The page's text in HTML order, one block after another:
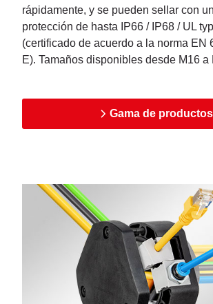
rápidamente, y se pueden sellar con
protección de hasta IP66 / IP68 / UL
(certificado de acuerdo a la norma EN
E). Tamaños disponibles desde M16 a
Gama de productos